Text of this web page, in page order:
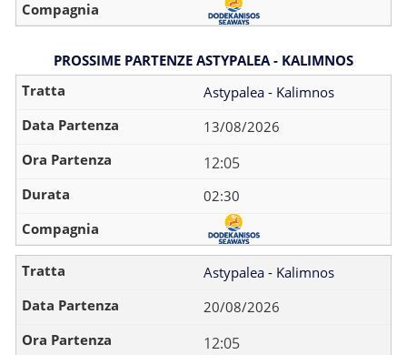
PROSSIME PARTENZE ASTYPALEA - KALIMNOS
Astypalea - Kalimnos
13/08/2026
12:05
02:30
Astypalea - Kalimnos
20/08/2026
12:05